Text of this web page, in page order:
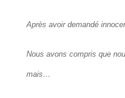
Après avoir demandé
Nous avons compris que
mais…